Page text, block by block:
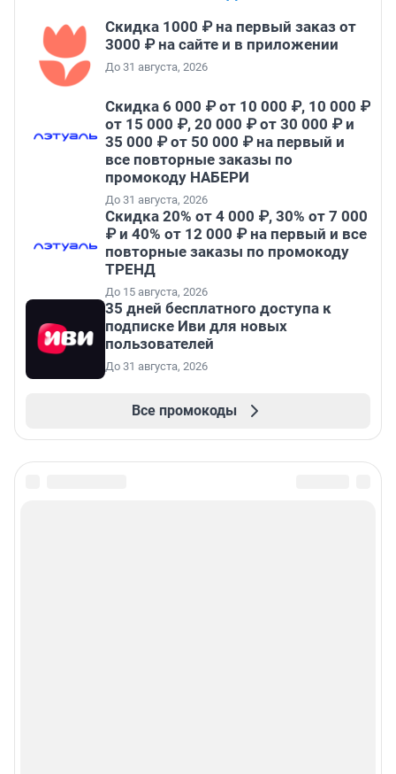
Скидка 1000 ₽ на первый заказ от
3000 ₽ на сайте и в приложении
До 31 августа, 2026
Скидка 6 000 ₽ от 10 000 ₽, 10 000 ₽
от 15 000 ₽, 20 000 ₽ от 30 000 ₽ и
35 000 ₽ от 50 000 ₽ на первый и
все повторные заказы по
промокоду НАБЕРИ
До 31 августа, 2026
Скидка 20% от 4 000 ₽, 30% от 7 000
₽ и 40% от 12 000 ₽ на первый и все
повторные заказы по промокоду
ТРЕНД
До 15 августа, 2026
35 дней бесплатного доступа к
подписке Иви для новых
пользователей
До 31 августа, 2026
Все промокоды